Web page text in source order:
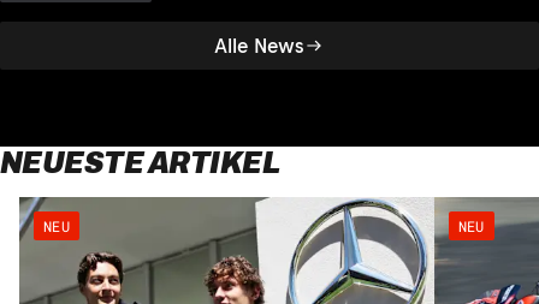
Alle News
NEUESTE ARTIKEL
NEU NEU